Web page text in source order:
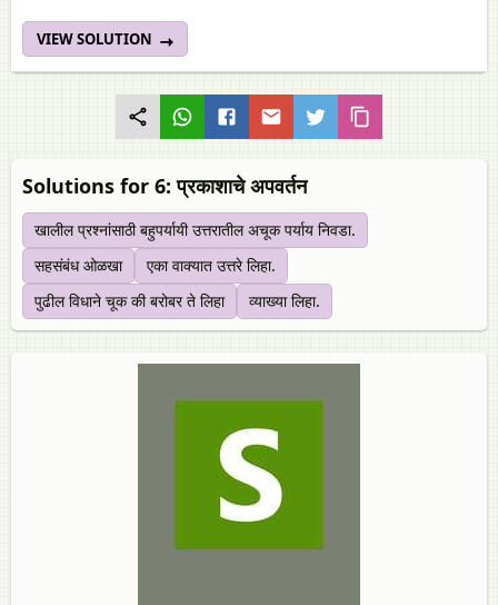
VIEW SOLUTION
Solutions for 6: प्रकाशाचे अपवर्तन
खालील प्रश्नांसाठी बहुपर्यायी उत्तरातील अचूक पर्याय निवडा.
सहसंबंध ओळखा
एका वाक्यात उत्तरे लिहा.
पुढील विधाने चूक की बरोबर ते लिहा
व्याख्या लिहा.